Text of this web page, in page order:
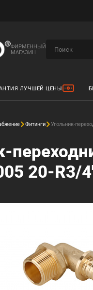
ФИРМЕННЫЙ
МАГАЗИН
ЛУЧШЕЙ ЦЕНЫ
Фитинги Угольник-
20-R3/